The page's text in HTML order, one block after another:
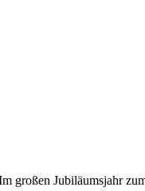
großen Jubiläumsjahr